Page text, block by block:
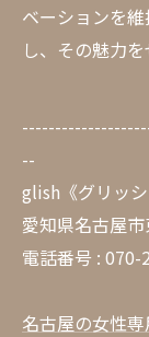
ベーションを
し、その魅力
--
glish《グリッシ
愛知県名古屋
電話番号 : 070-
名古屋の女性